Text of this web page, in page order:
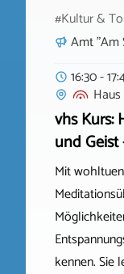
#Kultur &
Amt "Am
16:30 -
vhs Kurs:
und
Mit
kennen. Sie